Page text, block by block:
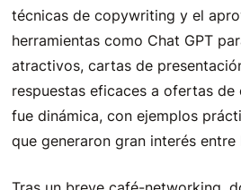
técnicas de copywriting y el
herramientas como Chat GPT
atractivos, cartas de
respuestas eficaces a ofertas
fue dinámica, con ejemplos
que generaron gran interés entre